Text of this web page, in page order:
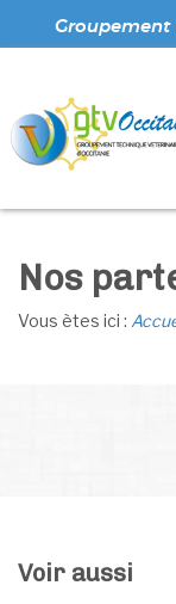
Groupement
Nos
Vous ètes ici :
Voir aussi